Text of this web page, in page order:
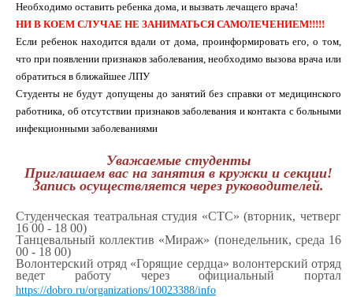
Необходимо оставить ребенка дома, и вызвать лечащего врача!
НИ В КОЕМ СЛУЧАЕ НЕ ЗАНИМАТЬСЯ САМОЛЕЧЕНИЕМ!!!!!
Если ребенок находится вдали от дома, проинформировать его, о том,
что при появлении признаков заболевания, необходимо вызова врача или
обратиться в ближайшее ЛПУ
Студенты не будут допущены до занятий без справки от медицинского
работника, об отсутствии признаков заболевания и контакта с больными
инфекционными заболеваниями
Уважаемые студенты
Приглашаем вас на занятия в кружки и секции!
Запись осуществляется через руководителей.
Студенческая театральная студия «СТС» (вторник, четверг
16 00 - 18 00)
Танцевальный коллектив «Мираж» (понедельник, среда 16
00 - 18 00)
Волонтерский отряд «Горящие сердца» волонтерский отряд
ведет работу через официальный портал
https://dobro.ru/organizations/10023388/info